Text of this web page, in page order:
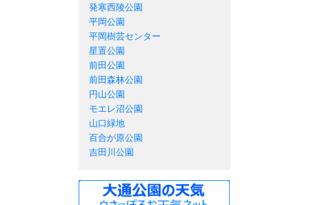
発寒西陵公園
平岡公園
平岡樹芸センター
星置公園
前田公園
前田森林公園
円山公園
モエレ沼公園
山口緑地
百合が原公園
吉田川公園